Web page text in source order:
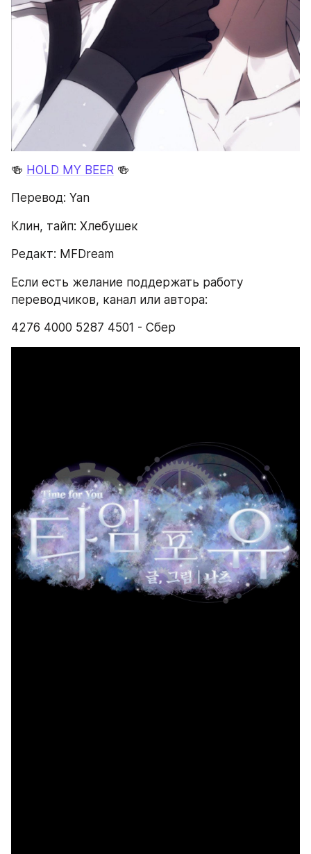
🍻 HOLD MY BEER 🍻
Перевод: Yan
Клин, тайп: Хлебушек
Редакт: MFDream
Если есть желание поддержать работу
переводчиков, канал или автора:
4276 4000 5287 4501 - Сбер